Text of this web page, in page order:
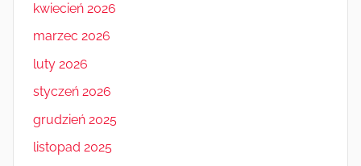
kwiecień 2026
marzec 2026
luty 2026
styczeń 2026
grudzień 2025
listopad 2025